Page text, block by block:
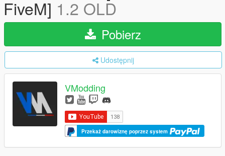
FiveM] 1.2 OLD
Pobierz
Udostępnij
VModding
Przekaż darowiznę poprzez system